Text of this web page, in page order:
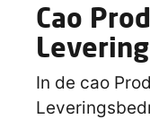
Cao
In de cao